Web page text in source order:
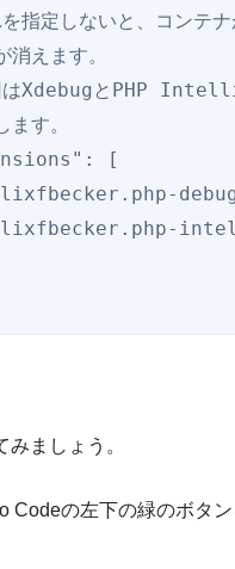
消えます。
ます。
みましょう。
Codeの左下の緑のボタ